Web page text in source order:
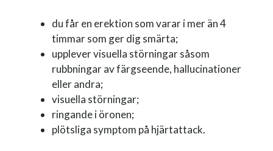
du får en erektion som varar i mer än 4
timmar som ger dig smärta;
upplever visuella störningar såsom
rubbningar av färgseende, hallucinationer
eller andra;
visuella störningar;
ringande i öronen;
plötsliga symptom på hjärtattack.